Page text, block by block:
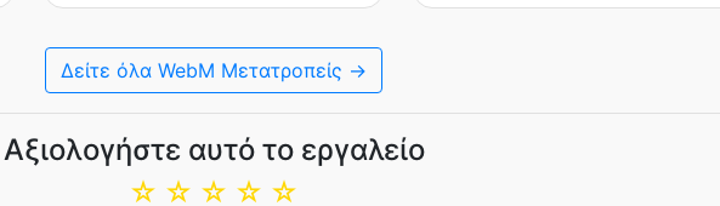
Δείτε όλα WebM Μετατροπείς →
Αξιολογήστε αυτό το εργαλείο
☆
☆
☆
☆
☆